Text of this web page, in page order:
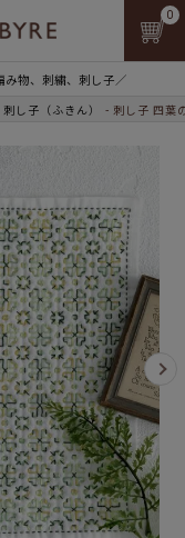
み物、刺繍、刺し子／
0
刺し子（ふきん） 刺し子 四葉